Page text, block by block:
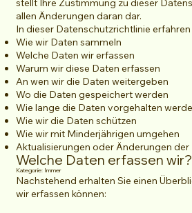
stellt Ihre Zustimmung zu dieser
allen Änderungen daran dar.
In dieser Datenschutzrichtlinie erfahren
Wie wir Daten sammeln
Welche Daten wir erfassen
Warum wir diese Daten erfassen
An wen wir die Daten weitergeben
Wo die Daten gespeichert werden
Wie lange die Daten vorgehalten
Wie wir die Daten schützen
Wie wir mit Minderjährigen umgehen
Aktualisierungen oder Änderungen
Welche Daten erfassen wir?
Kategorie: Immer
Nachstehend erhalten Sie einen
wir erfassen können: